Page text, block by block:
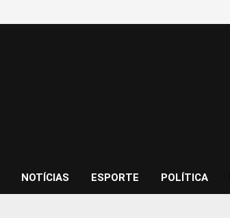
NOTÍCIAS ESPORTE POLÍTICA